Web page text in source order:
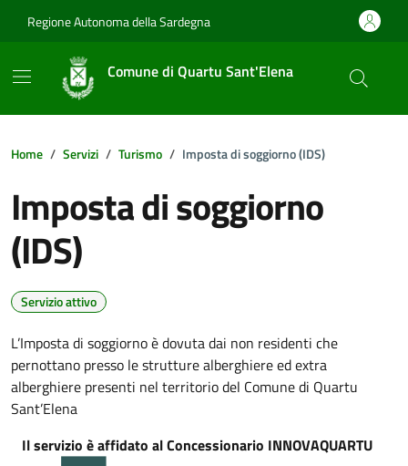
Regione Autonoma della Sardegna
Comune di Quartu Sant'Elena
Home Servizi Turismo Imposta di soggiorno (IDS)
Imposta di soggiorno
(IDS)
Servizio attivo
L’Imposta di soggiorno è dovuta dai non residenti che
pernottano presso le strutture alberghiere ed extra
alberghiere presenti nel territorio del Comune di Quartu
Sant’Elena
Il servizio è affidato al Concessionario INNOVAQUARTU